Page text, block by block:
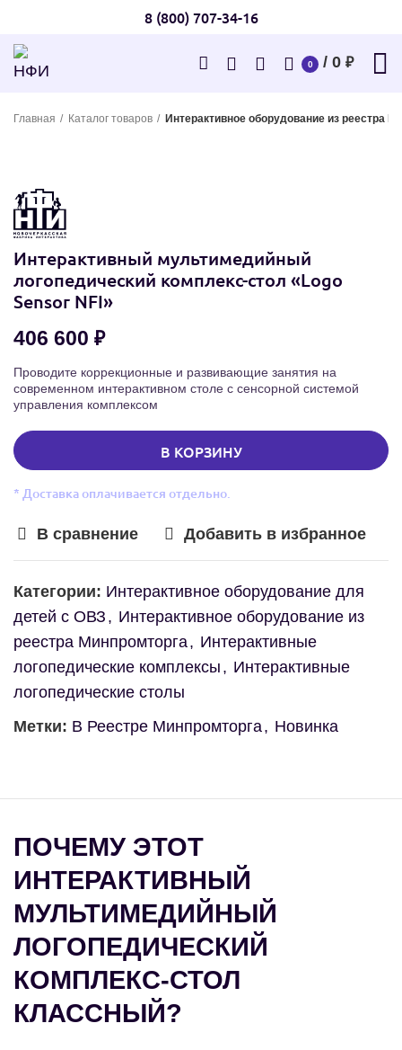
8 (800) 707-34-16
0 / 0 ₽
Главная Каталог товаров Интерактивное оборудование из реестра
Интерактивный мультимедийный
логопедический комплекс-стол «Logo
Sensor NFI»
₽
Проводите коррекционные и развивающие занятия на
современном интерактивном столе с сенсорной системой
управления комплексом
В КОРЗИНУ
* Доставка оплачивается отдельно.
В сравнение Добавить в избранное
Категории: Интерактивное оборудование для
детей с ОВЗ , Интерактивное оборудование из
реестра Минпромторга, Интерактивные
логопедические комплексы , Интерактивные
логопедические столы
Метки: В Реестре Минпромторга, Новинка
ПОЧЕМУ ЭТОТ
ИНТЕРАКТИВНЫЙ
МУЛЬТИМЕДИЙНЫЙ
ЛОГОПЕДИЧЕСКИЙ
КОМПЛЕКС-СТОЛ
КЛАССНЫЙ?